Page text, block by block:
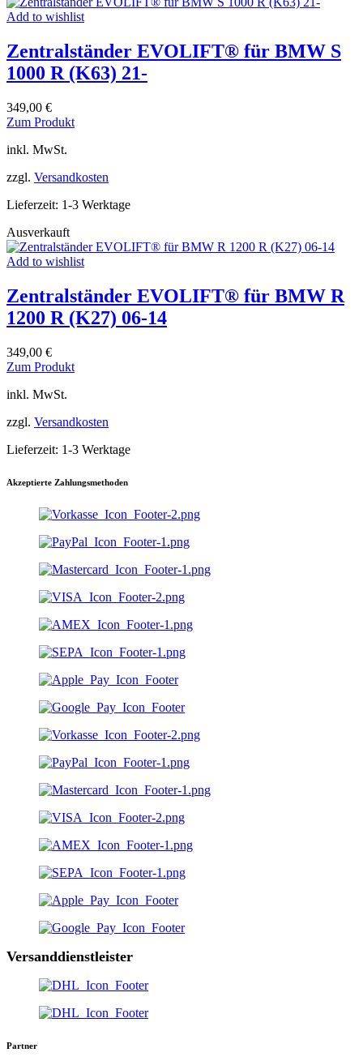
auf
der
gewählt
werden
Add to wishlist
Zentralständer EVOLIFT® für BMW S
1000 R (K63) 21-
349,00 €
Zum ProduktDieses
Varianten
Die
auf
der
gewählt
werden
inkl. MwSt.
zzgl. Versandkosten
Lieferzeit: 1-3 Werktage
Ausverkauft
Add to wishlist
Zentralständer EVOLIFT® für BMW R
1200 R (K27) 06-14
349,00 €
Zum ProduktDieses
Varianten
Die
können
der
gewählt
inkl. MwSt.
zzgl. Versandkosten
Lieferzeit: 1-3 Werktage
Akzeptierte Zahlungsmethoden
Versanddienstleister
Partner